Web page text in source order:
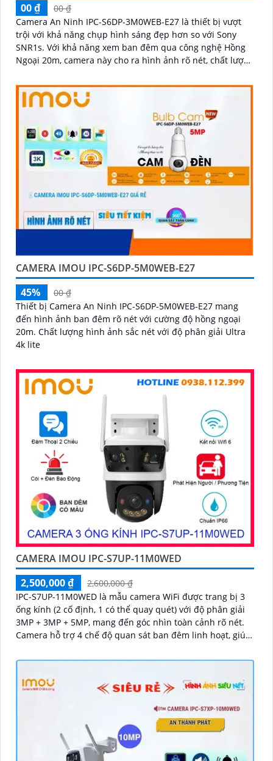
00 ₫
00 ₫
Camera An Ninh IPC-S6DP-3M0WEB-E27 là thiết bị vượt
trội với khả năng chụp hình sáng đẹp hơn so với Sony
SNR1s. Với khả năng xem ban đêm qua công nghệ Hồng
Ngoại 20m, camera này cho ra hình ảnh rõ nét, chất lượng
CAMERA IMOU IPC-S6DP-5M0WEB-E27
45%
00 ₫
Thiết bị Camera An Ninh IPC-S6DP-5M0WEB-E27 mang
đến hình ảnh ban đêm rõ nét với cường độ hồng ngoại
20m. Chất lượng hình ảnh sắc nét với độ phân giải Ultra
4k lite
CAMERA IMOU IPC-S7UP-11M0WED
2,500,000 ₫
2,600,000 ₫
IPC-S7UP-11M0WED là mẫu camera WiFi được trang bị 3
ống kính (2 cố định, 1 có thể quay quét) với độ phân giải
3MP + 3MP + 5MP, mang đến góc nhìn toàn cảnh rõ nét.
Camera hỗ trợ 4 chế độ quan sát ban đêm linh hoạt, giúp